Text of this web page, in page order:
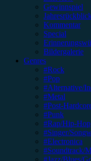
Gewinnspiel
Kommentar
Special
Bildergalerie
Genres
#Rock
#Pop
#Alternative/
#Metal
#Post-
#Punk
#Rap/Hip-Hop
#Singer/
#Electronica
#Soundtrack/